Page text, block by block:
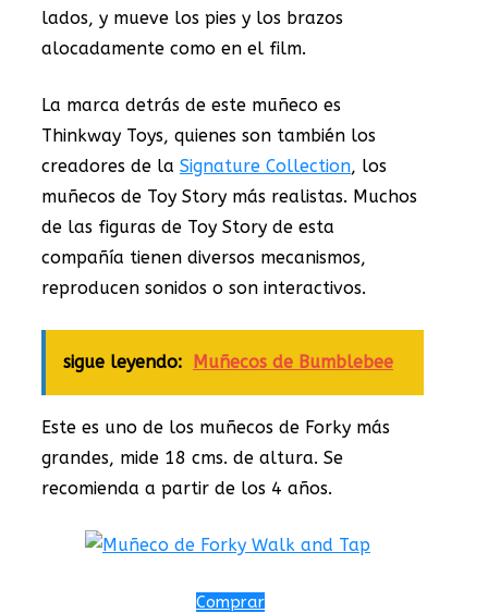
lados, y mueve los pies y los brazos
alocadamente como en el film.
La marca detrás de este muñeco es
Thinkway Toys, quienes son también los
creadores de la Signature Collection, los
muñecos de Toy Story más realistas. Muchos
de las figuras de Toy Story de esta
compañía tienen diversos mecanismos,
reproducen sonidos o son interactivos.
sigue leyendo: Muñecos de Bumblebee
Este es uno de los muñecos de Forky más
grandes, mide 18 cms. de altura. Se
recomienda a partir de los 4 años.
Comprar